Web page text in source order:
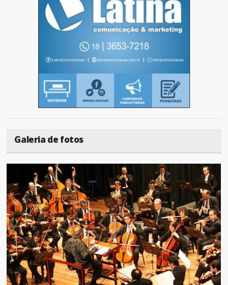
Galeria de fotos